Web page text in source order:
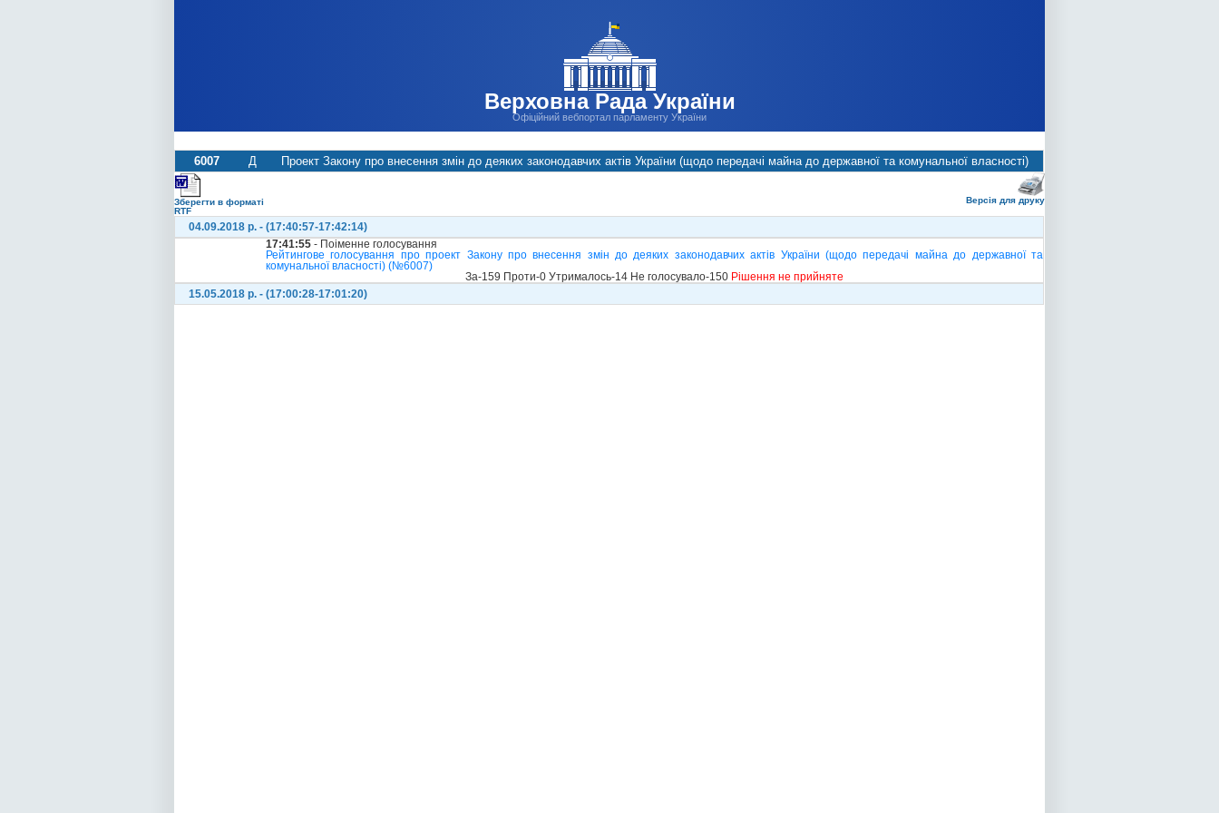
Верховна Рада України
Офіційний вебпортал парламенту України
6007 Д Проект Закону про внесення змін до деяких законодавчих актів України (щодо передачі майна до державної та комунальної власності)
Зберегти в форматі
RTF
Версія для друку
04.09.2018 р. - (17:40:57-17:42:14)
17:41:55 - Поіменне голосування
Рейтингове голосування про проект Закону про внесення змін до деяких законодавчих актів України (щодо передачі майна до державної та
комунальної власності) (№6007)
За-159 Проти-0 Утрималось-14 Не голосувало-150 Рішення не прийняте
15.05.2018 р. - (17:00:28-17:01:20)